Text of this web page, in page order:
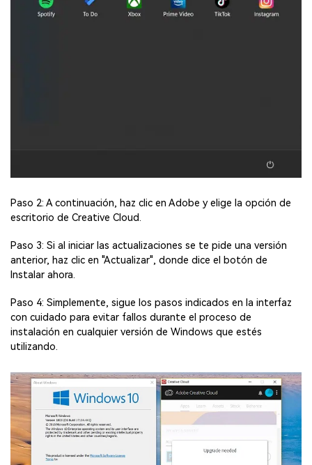
Paso 2: A continuación, haz clic en Adobe y elige la opción de
escritorio de Creative Cloud.
Paso 3: Si al iniciar las actualizaciones se te pide una versión
anterior, haz clic en "Actualizar", donde dice el botón de
Instalar ahora.
Paso 4: Simplemente, sigue los pasos indicados en la interfaz
con cuidado para evitar fallos durante el proceso de
instalación en cualquier versión de Windows que estés
utilizando.